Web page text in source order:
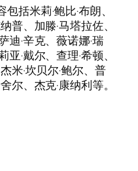
括米莉·鲍比·布朗、
普、加滕·马塔拉佐、
迪·辛克、薇诺娜·瑞
·戴尔、查理·希顿、
米·坎贝尔·鲍尔、普
尔、杰克·康纳利等。